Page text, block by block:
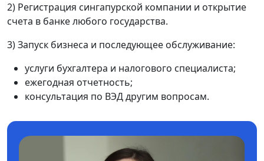
2) Регистрация сингапурской компании и открытие
счета в банке любого государства.
3) Запуск бизнеса и последующее обслуживание:
услуги бухгалтера и налогового специалиста;
ежегодная отчетность;
консультация по ВЭД другим вопросам.